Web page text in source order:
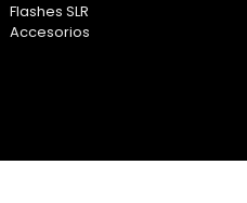
Flashes SLR
Accesorios